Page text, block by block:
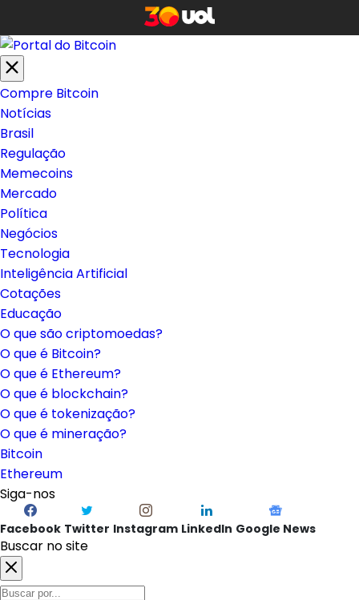
Compre Bitcoin
Notícias
Brasil
Regulação
Memecoins
Mercado
Política
Negócios
Tecnologia
Inteligência Artificial
Cotações
Educação
O que são criptomoedas?
O que é Bitcoin?
O que é Ethereum?
O que é blockchain?
O que é tokenização?
O que é mineração?
Bitcoin
Ethereum
Siga-nos
Facebook Twitter Instagram LinkedIn Google News
Buscar no site